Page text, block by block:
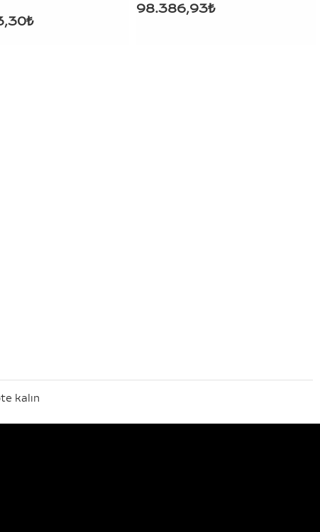
98.386,93₺
kalın